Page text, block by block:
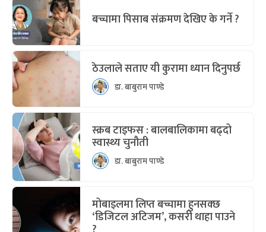
बच्चामा पिसाब संक्रमण देखिए के गर्ने ?
ठेउलाले सताए यी कुरामा ध्यान दिनुपर्छ
डा. बाबुराम पाण्डे
स्क्रब टाइफस : बालबालिकामा बढ्दो
स्वास्थ्य चुनौती
डा. बाबुराम पाण्डे
मोबाइलमा लिप्त बच्चामा हुनसक्छ
‘डिजिटल अटिजम’, कसरी थाहा पाउने